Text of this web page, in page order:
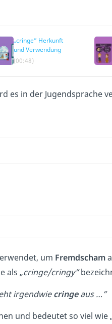
„cringe” Herkunft
und Verwendung
(00:48)
es in der Jugendsprache
um Fremdscham
als „cringe/cringy”
irgendwiecringeaus …”
und bedeutet so viel wie